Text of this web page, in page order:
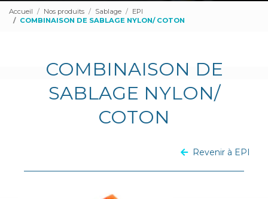
Accueil Nos produits Sablage
EPI
COMBINAISON DE SABLAGE NYLON/ COTON
COMBINAISON DE
SABLAGE NYLON/
COTON
Revenir à EPI